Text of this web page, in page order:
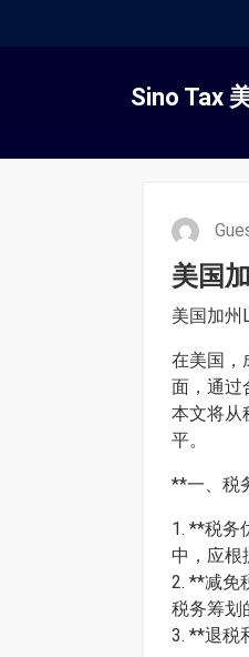
容
Sino Tax
美国
美国加州
在美国，
面，通过
本文将从
平。
**一、税
1. **税务
中，应根
2. **减免
税务筹划
3. **退税